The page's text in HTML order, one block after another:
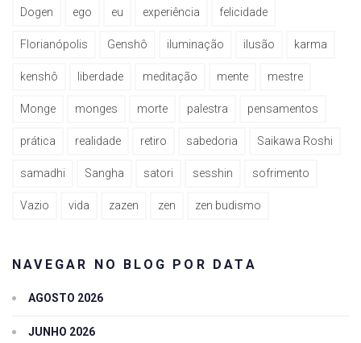
Dogen ego eu experiência felicidade
Florianópolis Genshô iluminação ilusão karma
kenshô liberdade meditação mente mestre
Monge monges morte palestra pensamentos
prática realidade retiro sabedoria Saikawa Roshi
samadhi Sangha satori sesshin sofrimento
Vazio vida zazen zen zen budismo
NAVEGAR NO BLOG POR DATA
AGOSTO 2026
JUNHO 2026